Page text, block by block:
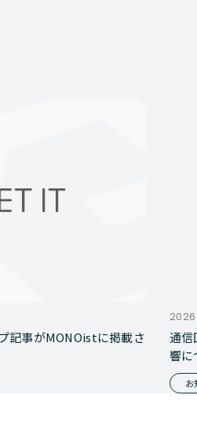
記事がMONOistに掲載さ
通信
響に
お